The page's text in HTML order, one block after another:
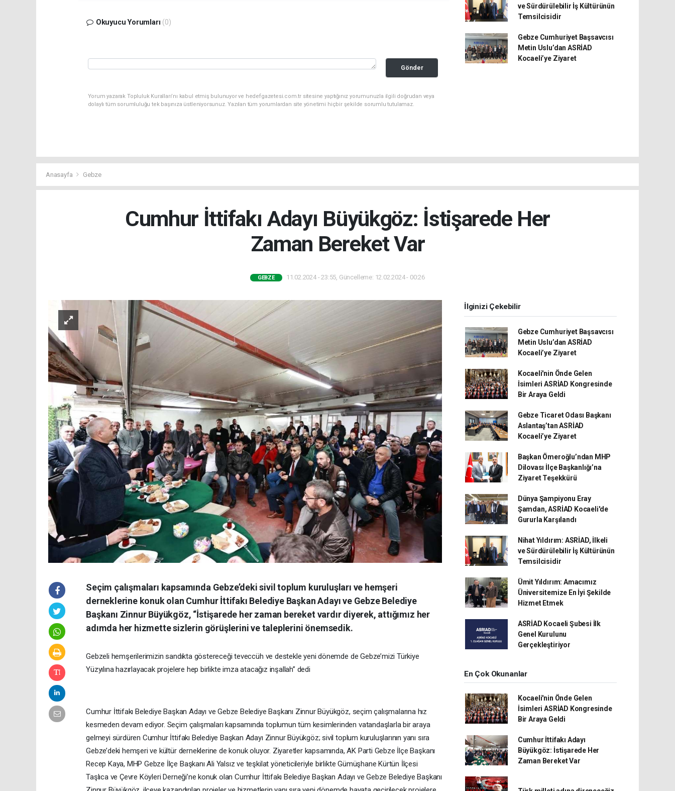
Okuyucu Yorumları (0)
Gönder
Yorum yazarak Topluluk Kuralları’nı kabul etmiş bulunuyor ve hedefgazetesi.com.tr sitesine yaptığınız yorumunuzla ilgili doğrudan veya
dolaylı tüm sorumluluğu tek başınıza üstleniyorsunuz. Yazılan tüm yorumlardan site yönetimi hiçbir şekilde sorumlu tutulamaz.
ve Sürdürülebilir İş Kültürünün
Temsilcisidir
Gebze Cumhuriyet Başsavcısı
Metin Uslu’dan ASRİAD
Kocaeli’ye Ziyaret
Anasayfa Gebze
Cumhur İttifakı Adayı Büyükgöz: İstişarede Her
Zaman Bereket Var
GEBZE 11.02.2024 - 23:55, Güncelleme: 12.02.2024 - 00:26
Seçim çalışmaları kapsamında Gebze’deki sivil toplum kuruluşları ve hemşeri
derneklerine konuk olan Cumhur İttifakı Belediye Başkan Adayı ve Gebze Belediye
Başkanı Zinnur Büyükgöz, “İstişarede her zaman bereket vardır diyerek, attığımız her
adımda her hizmette sizlerin görüşlerini ve taleplerini önemsedik.
Gebzeli hemşerilerimizin sandıkta göstereceği teveccüh ve destekle yeni dönemde de Gebze’mizi Türkiye
Yüzyılına hazırlayacak projelere hep birlikte imza atacağız inşallah” dedi
Cumhur İttifakı Belediye Başkan Adayı ve Gebze Belediye Başkanı Zinnur Büyükgöz, seçim çalışmalarına hız
kesmeden devam ediyor. Seçim çalışmaları kapsamında toplumun tüm kesimlerinden vatandaşlarla bir araya
gelmeyi sürdüren Cumhur İttifakı Belediye Başkan Adayı Zinnur Büyükgöz; sivil toplum kuruluşlarının yanı sıra
Gebze’deki hemşeri ve kültür derneklerine de konuk oluyor. Ziyaretler kapsamında, AK Parti Gebze İlçe Başkanı
Recep Kaya, MHP Gebze İlçe Başkanı Ali Yalsız ve teşkilat yöneticileriyle birlikte Gümüşhane Kürtün İlçesi
Taşlıca ve Çevre Köyleri Derneği’ne konuk olan Cumhur İttifakı Belediye Başkan Adayı ve Gebze Belediye Başkanı
İlginizi Çekebilir
Gebze Cumhuriyet Başsavcısı
Metin Uslu’dan ASRİAD
Kocaeli’ye Ziyaret
Kocaeli'nin Önde Gelen
İsimleri ASRİAD Kongresinde
Bir Araya Geldi
Gebze Ticaret Odası Başkanı
Aslantaş’tan ASRİAD
Kocaeli’ye Ziyaret
Başkan Ömeroğlu’ndan MHP
Dilovası İlçe Başkanlığı’na
Ziyaret Teşekkürü
Dünya Şampiyonu Eray
Şamdan, ASRİAD Kocaeli'de
Gururla Karşılandı
Nihat Yıldırım: ASRİAD, İlkeli
ve Sürdürülebilir İş Kültürünün
Temsilcisidir
Ümit Yıldırım: Amacımız
Üniversitemize En İyi Şekilde
Hizmet Etmek
ASRİAD Kocaeli Şubesi İlk
Genel Kurulunu
Gerçekleştiriyor
En Çok Okunanlar
Kocaeli'nin Önde Gelen
İsimleri ASRİAD Kongresinde
Bir Araya Geldi
Cumhur İttifakı Adayı
Büyükgöz: İstişarede Her
Zaman Bereket Var